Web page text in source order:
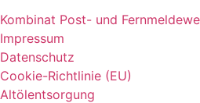
Kombinat Post- und
Impressum
Datenschutz
Cookie-Richtlinie (EU)
Altölentsorgung